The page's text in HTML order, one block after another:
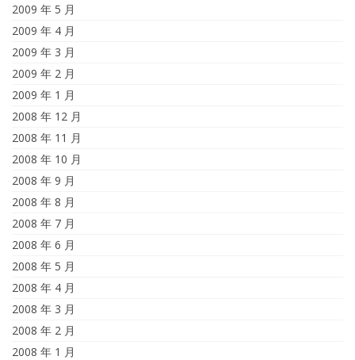
2009 年 5 月
2009 年 4 月
2009 年 3 月
2009 年 2 月
2009 年 1 月
2008 年 12 月
2008 年 11 月
2008 年 10 月
2008 年 9 月
2008 年 8 月
2008 年 7 月
2008 年 6 月
2008 年 5 月
2008 年 4 月
2008 年 3 月
2008 年 2 月
2008 年 1 月